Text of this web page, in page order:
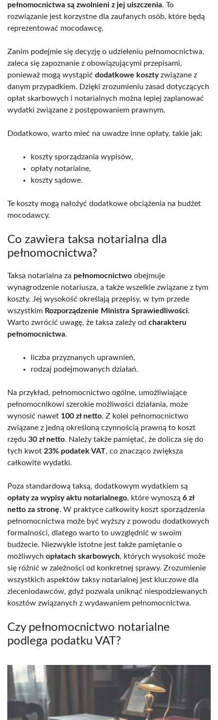
pełnomocnictwa są zwolnieni z jej uiszczenia. To
rozwiązanie jest korzystne dla zaufanych osób, które będą
reprezentować mocodawcę.
Zanim podejmie się decyzję o udzieleniu pełnomocnictwa,
zaleca się zapoznanie z obowiązującymi przepisami,
ponieważ mogą wystąpić dodatkowe kosztyzwiązane z
danym przypadkiem. Dzięki zrozumieniu zasad dotyczących
opłat skarbowych i notarialnych można lepiej zaplanować
wydatki związane z postępowaniem prawnym.
Dodatkowo, warto mieć na uwadze inne opłaty, takie jak:
koszty sporządzania wypisów,
opłaty notarialne,
koszty sądowe.
Te koszty mogą nałożyć dodatkowe obciążenia na budżet
mocodawcy.
Co zawiera taksa notarialna dla
pełnomocnictwa?
Taksa notarialna za pełnomocnictwo obejmuje
wynagrodzenie notariusza, a także wszelkie związane z tym
koszty. Jej wysokość określają przepisy, w tym przede
wszystkim Rozporządzenie Ministra Sprawiedliwości.
Warto zwrócić uwagę, że taksa zależy od charakteru
pełnomocnictwa.
liczba przyznanych uprawnień,
rodzaj podejmowanych działań.
Na przykład, pełnomocnictwo ogólne, umożliwiające
pełnomocnikowi szerokie możliwości działania, może
wynosić nawet 100 zł netto. Z kolei pełnomocnictwo
związane z jedną określoną czynnością prawną to koszt
rzędu 30 zł netto. Należy także pamiętać, że dolicza się do
tych kwot 23% podatek VAT, co znacząco zwiększa
całkowite wydatki.
Poza standardową taksą, dodatkowym wydatkiem są
opłaty za wypisy aktu notarialnego, które wynoszą 6 zł
netto za stronę. W praktyce całkowity koszt sporządzenia
pełnomocnictwa może być wyższy z powodu dodatkowych
formalności, dlatego warto to uwzględnić w swoim
budżecie. Niezwykle istotne jest także pamiętanie o
możliwych opłatach skarbowych, których wysokość może
się różnić w zależności od konkretnej sprawy. Zrozumienie
wszystkich aspektów taksy notarialnej jest kluczowe dla
zleceniodawców, gdyż pozwala uniknąć niespodziewanych
kosztów związanych z wydawaniem pełnomocnictwa.
Czy pełnomocnictwo notarialne
podlega podatku VAT?